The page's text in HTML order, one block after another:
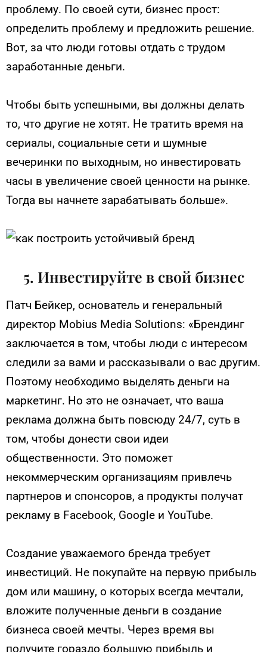
проблему. По своей сути, бизнес прост:
определить проблему и предложить решение.
Вот, за что люди готовы отдать с трудом
заработанные деньги.
Чтобы быть успешными, вы должны делать
то, что другие не хотят. Не тратить время на
сериалы, социальные сети и шумные
вечеринки по выходным, но инвестировать
часы в увеличение своей ценности на рынке.
Тогда вы начнете зарабатывать больше».
5. Инвестируйте в свой бизнес
Патч Бейкер, основатель и генеральный
директор Mobius Media Solutions: «Брендинг
заключается в том, чтобы люди с интересом
следили за вами и рассказывали о вас другим.
Поэтому необходимо выделять деньги на
маркетинг. Но это не означает, что ваша
реклама должна быть повсюду 24/7, суть в
том, чтобы донести свои идеи
общественности. Это поможет
некоммерческим организациям привлечь
партнеров и спонсоров, а продукты получат
рекламу в Facebook, Google и YouTube.
Создание уважаемого бренда требует
инвестиций. Не покупайте на первую прибыль
дом или машину, о которых всегда мечтали,
вложите полученные деньги в создание
бизнеса своей мечты. Через время вы
получите гораздо большую прибыль и